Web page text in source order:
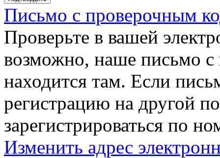
Письмо с проверочным
Проверьте в вашей
возможно, наше письмо с
находится там. Если
регистрацию на другой
зарегистрироваться по
Изменить адрес